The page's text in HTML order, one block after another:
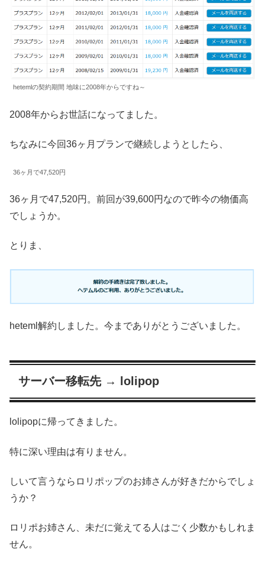
hetemlの契約期間 地味に2008年からですね～
2008年からお世話になってました。
ちなみに今回36ヶ月プランで継続しようとしたら、
36ヶ月で47,520円
36ヶ月で47,520円。前回が39,600円なので昨今の物価高
でしょうか。
とりま、
heteml解約しました。今までありがとうございました。
サーバー移転先 → lolipop
lolipopに帰ってきました。
特に深い理由は有りません。
しいて言うならロリポップのお姉さんが好きだからでしょ
うか？
ロリポお姉さん、未だに覚えてる人はごく少数かもしれま
せん。